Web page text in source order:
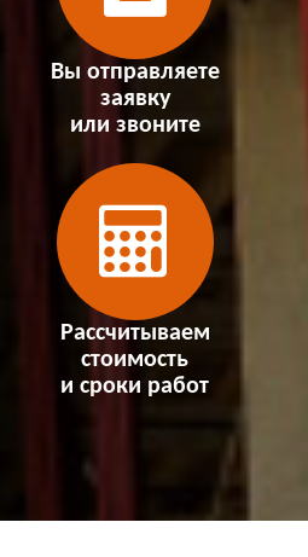
Вы отправляете
заявку
или звоните
Рассчитываем
стоимость
и сроки работ